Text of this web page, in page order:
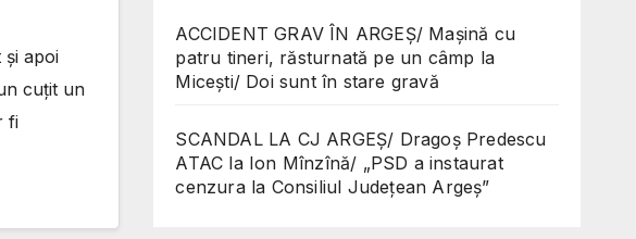
și apoi
cuțit un
fi
ACCIDENT GRAV ÎN ARGEȘ/ Mașină cu
patru tineri, răsturnată pe un câmp la
Micești/ Doi sunt în stare gravă
SCANDAL LA CJ ARGEȘ/ Dragoș Predescu
ATAC la Ion Mînzînă/ „PSD a instaurat
cenzura la Consiliul Județean Argeș”